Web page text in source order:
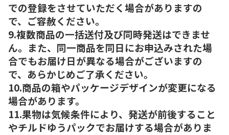
での登録をさせていただく場合がありますの
で、ご容赦ください。
9.複数商品の一括送付及び同時発送はできませ
ん。また、同一商品を同日にお申込みされた場
合でもお届け日が異なる場合がございますの
で、あらかじめご了承ください。
10.商品の箱やパッケージデザインが変更になる
場合があります。
11.果物は気候条件により、発送が前後すること
やチルドゆうパックでお届けする場合がありま